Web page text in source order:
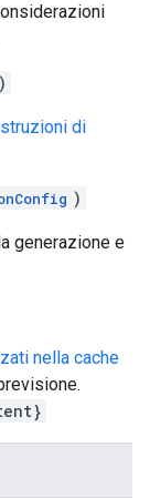
)
di
)
generazione e
nella cache